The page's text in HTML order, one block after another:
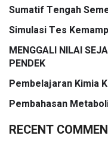
Sumatif Tengah
Simulasi Tes
MENGGALI NILAI
PENDEK
Pembelajaran Kimia
Pembahasan
RECENT